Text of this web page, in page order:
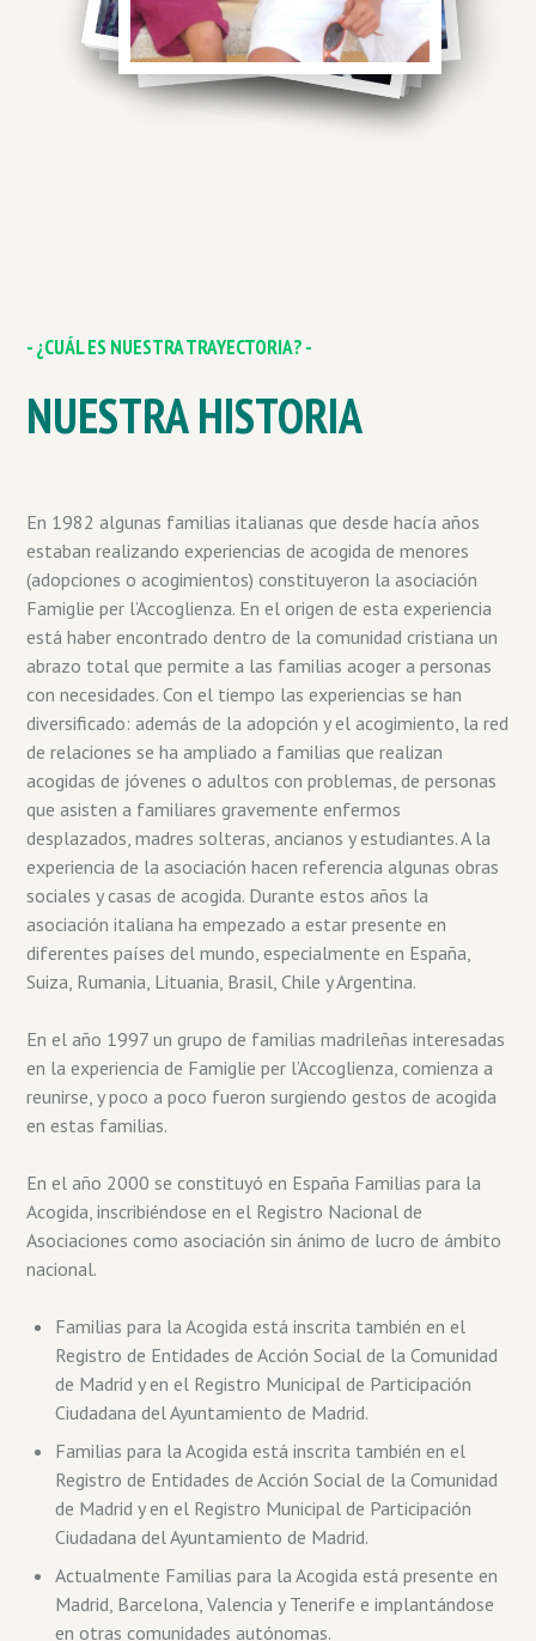
- ¿CUÁL ES NUESTRA TRAYECTORIA? -
NUESTRA HISTORIA
En 1982 algunas familias italianas que desde hacía años
estaban realizando experiencias de acogida de menores
(adopciones o acogimientos) constituyeron la asociación
Famiglie per l’Accoglienza. En el origen de esta experiencia
está haber encontrado dentro de la comunidad cristiana un
abrazo total que permite a las familias acoger a personas
con necesidades. Con el tiempo las experiencias se han
diversificado: además de la adopción y el acogimiento, la red
de relaciones se ha ampliado a familias que realizan
acogidas de jóvenes o adultos con problemas, de personas
que asisten a familiares gravemente enfermos
desplazados, madres solteras, ancianos y estudiantes. A la
experiencia de la asociación hacen referencia algunas obras
sociales y casas de acogida. Durante estos años la
asociación italiana ha empezado a estar presente en
diferentes países del mundo, especialmente en España,
Suiza, Rumania, Lituania, Brasil, Chile y Argentina.
En el año 1997 un grupo de familias madrileñas interesadas
en la experiencia de Famiglie per l’Accoglienza, comienza a
reunirse, y poco a poco fueron surgiendo gestos de acogida
en estas familias.
En el año 2000 se constituyó en España Familias para la
Acogida, inscribiéndose en el Registro Nacional de
Asociaciones como asociación sin ánimo de lucro de ámbito
nacional.
Familias para la Acogida está inscrita también en el
Registro de Entidades de Acción Social de la Comunidad
de Madrid y en el Registro Municipal de Participación
Ciudadana del Ayuntamiento de Madrid.
Familias para la Acogida está inscrita también en el
Registro de Entidades de Acción Social de la Comunidad
de Madrid y en el Registro Municipal de Participación
Ciudadana del Ayuntamiento de Madrid.
Actualmente Familias para la Acogida está presente en
Madrid, Barcelona, Valencia y Tenerife e implantándose
en otras comunidades autónomas.